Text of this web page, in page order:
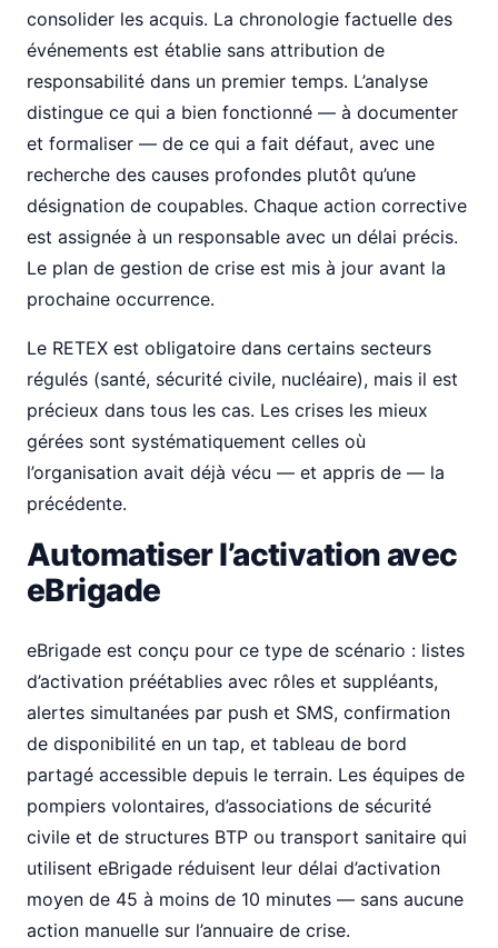
consolider les acquis. La chronologie factuelle des
événements est établie sans attribution de
responsabilité dans un premier temps. L’analyse
distingue ce qui a bien fonctionné — à documenter
et formaliser — de ce qui a fait défaut, avec une
recherche des causes profondes plutôt qu’une
désignation de coupables. Chaque action corrective
est assignée à un responsable avec un délai précis.
Le plan de gestion de crise est mis à jour avant la
prochaine occurrence.
Le RETEX est obligatoire dans certains secteurs
régulés (santé, sécurité civile, nucléaire), mais il est
précieux dans tous les cas. Les crises les mieux
gérées sont systématiquement celles où
l’organisation avait déjà vécu — et appris de — la
précédente.
Automatiser l’activation avec
eBrigade
eBrigade est conçu pour ce type de scénario : listes
d’activation préétablies avec rôles et suppléants,
alertes simultanées par push et SMS, confirmation
de disponibilité en un tap, et tableau de bord
partagé accessible depuis le terrain. Les équipes de
pompiers volontaires, d’associations de sécurité
civile et de structures BTP ou transport sanitaire qui
utilisent eBrigade réduisent leur délai d’activation
moyen de 45 à moins de 10 minutes — sans aucune
action manuelle sur l’annuaire de crise.